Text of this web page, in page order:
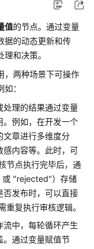
值的节点。通过变量
据的动态更新和传
和决策。
，两种场景下可操作
：
处理的结果通过变量
。例如，在开发一个
文章进行多维度分
感内容等。此时，可
节点执行完毕后，通
或 "rejected"）存储
否发布时，可以直接
复执行审核逻辑。
中，每轮循环产生
。通过变量赋值节